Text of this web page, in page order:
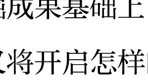
成果基础
将开启怎